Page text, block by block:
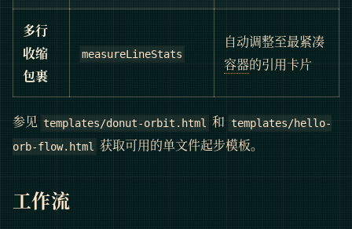
多行
收缩
包裹
measureLineStats
自动调整至最紧凑
容器的引用卡片
参见 templates/donut-orbit.html 和 templates/hello-
orb-flow.html
获取可用的单文件起步模板。
工作流